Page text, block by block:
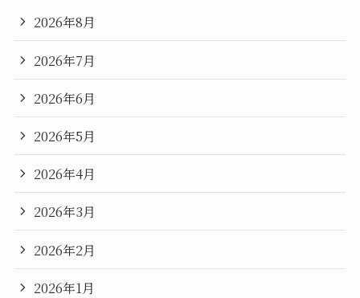
2026年8月
2026年7月
2026年6月
2026年5月
2026年4月
2026年3月
2026年2月
2026年1月